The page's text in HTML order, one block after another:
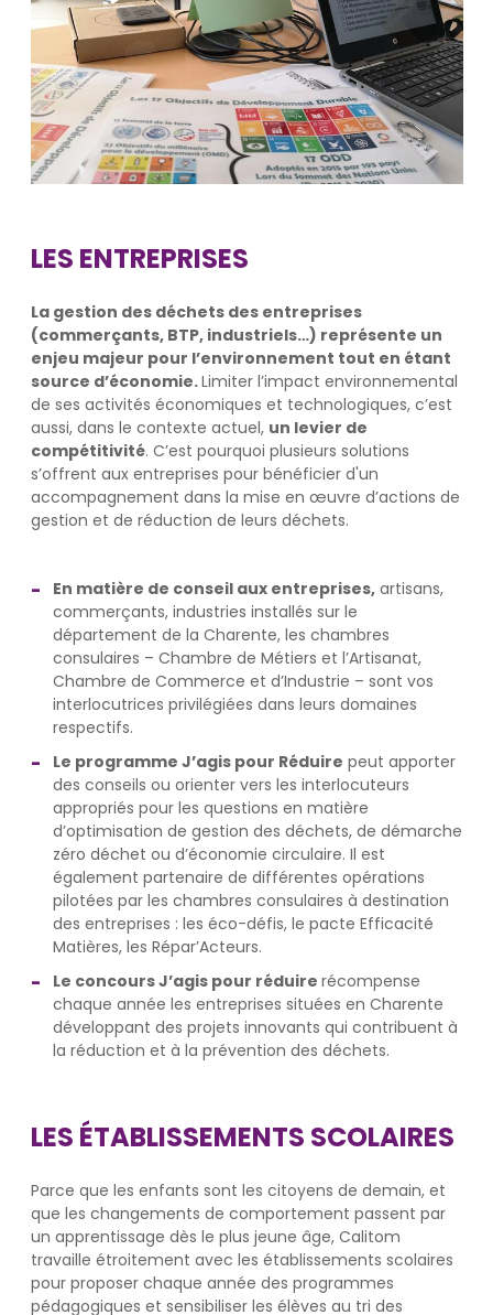
LES ENTREPRISES
La gestion des déchets des entreprises
(commerçants, BTP, industriels…) représente un
enjeu majeur pour l’environnement tout en étant
source d’économie.Limiter l’impact environnemental
de ses activités économiques et technologiques, c’est
aussi, dans le contexte actuel, un levier de
compétitivité. C’est pourquoi plusieurs solutions
s’offrent aux entreprises pour bénéficier d'un
accompagnement dans la mise en œuvre d’actions de
gestion et de réduction de leurs déchets.
En matière de conseil aux entreprises,artisans,
commerçants, industries installés sur le
département de la Charente, les chambres
consulaires – Chambre de Métiers et l’Artisanat,
Chambre de Commerce et d’Industrie – sont vos
interlocutrices privilégiées dans leurs domaines
respectifs.
Le programme J’agis pour Réduire peut apporter
des conseils ou orienter vers les interlocuteurs
appropriés pour les questions en matière
d’optimisation de gestion des déchets, de démarche
zéro déchet ou d’économie circulaire. Il est
également partenaire de différentes opérations
pilotées par les chambres consulaires à destination
des entreprises : les éco-défis, le pacte Efficacité
Matières, les Répar’Acteurs.
Le concours J’agis pour réduire récompense
chaque année les entreprises situées en Charente
développant des projets innovants qui contribuent à
la réduction et à la prévention des déchets.
LES ÉTABLISSEMENTS SCOLAIRES
Parce que les enfants sont les citoyens de demain, et
que les changements de comportement passent par
un apprentissage dès le plus jeune âge, Calitom
travaille étroitement avec les établissements scolaires
pour proposer chaque année des programmes
pédagogiques et sensibiliser les élèves au tri des